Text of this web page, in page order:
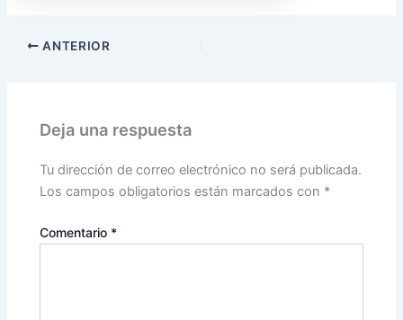
ANTERIOR
Deja una respuesta
Tu dirección de correo electrónico no será publicada.
Los campos obligatorios están marcados con *
Comentario *